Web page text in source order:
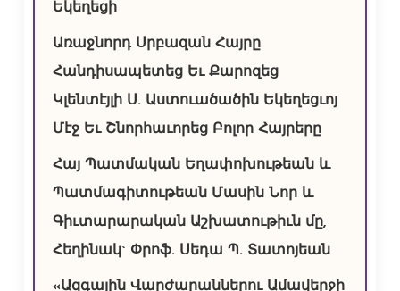
Եկեղեցի
Առաջնորդ Սրբազան Հայրը
Հանդիսապետեց Եւ Քարոզեց
Կլենտէյլի Ս. Աստուածածին Եկեղեցւոյ
Մէջ Եւ Շնորհաւորեց Բոլոր Հայրերը
Հայ Պատմական Եղափոխութեան և
Պատմագիտութեան Մասին Նոր և
Գիւտարարական Աշխատութիւն մը,
Հեղինակ` Փրոֆ. Սեդա Պ. Տատոյեան
«Ազգային Վարժարաններու Ամավերջի